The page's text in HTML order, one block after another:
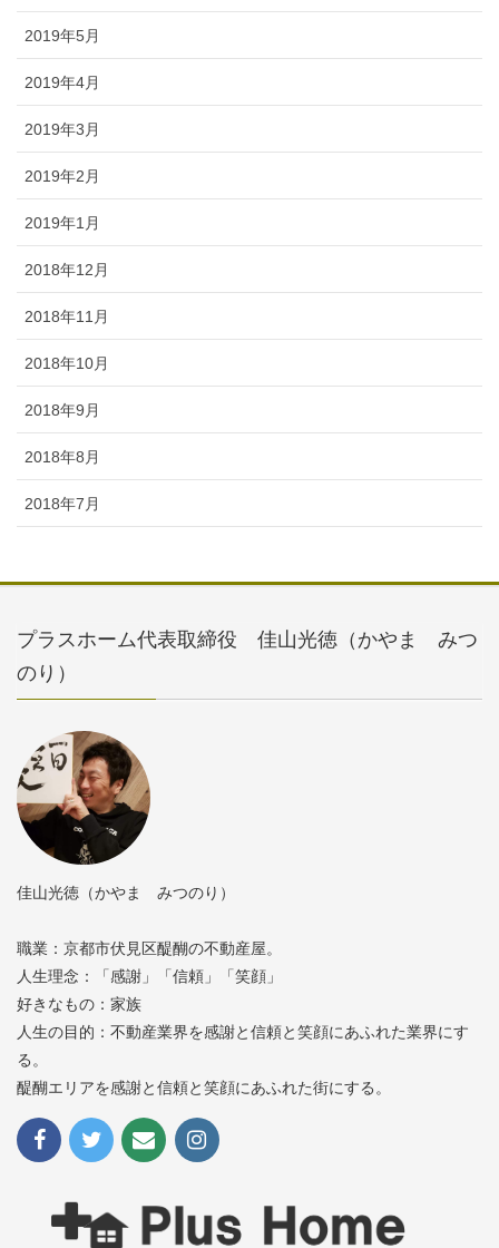
2019年5月
2019年4月
2019年3月
2019年2月
2019年1月
2018年12月
2018年11月
2018年10月
2018年9月
2018年8月
2018年7月
プラスホーム代表取締役 佳山光徳（かやま みつ
のり）
佳山光徳（かやま みつのり）
職業：京都市伏見区醍醐の不動産屋。
人生理念：「感謝」「信頼」「笑顔」
好きなもの：家族
人生の目的：不動産業界を感謝と信頼と笑顔にあふれた業界にす
る。
醍醐エリアを感謝と信頼と笑顔にあふれた街にする。